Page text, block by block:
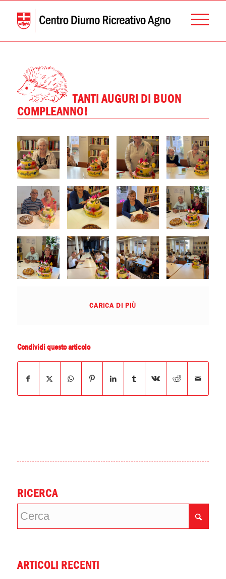
TANTI AUGURI DI BUON
COMPLEANNO!
CARICA DI PIÙ
Condividi questo articolo
RICERCA
ARTICOLI RECENTI